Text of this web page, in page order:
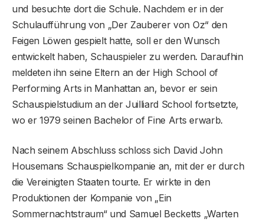
und besuchte dort die Schule. Nachdem er in der
Schulaufführung von „Der Zauberer von Oz“ den
Feigen Löwen gespielt hatte, soll er den Wunsch
entwickelt haben, Schauspieler zu werden. Daraufhin
meldeten ihn seine Eltern an der High School of
Performing Arts in Manhattan an, bevor er sein
Schauspielstudium an der Juilliard School fortsetzte,
wo er 1979 seinen Bachelor of Fine Arts erwarb.
Nach seinem Abschluss schloss sich David John
Housemans Schauspielkompanie an, mit der er durch
die Vereinigten Staaten tourte. Er wirkte in den
Produktionen der Kompanie von „Ein
Sommernachtstraum“ und Samuel Becketts „Warten